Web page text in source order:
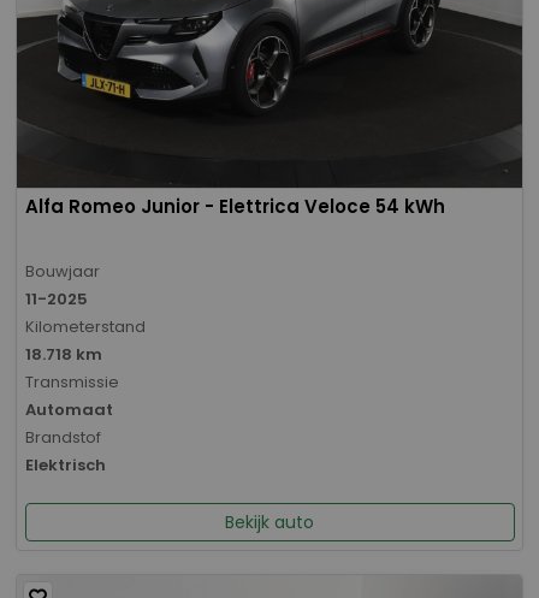
Alfa Romeo Junior - Elettrica Veloce 54 kWh
Bouwjaar
11-2025
Kilometerstand
18.718 km
Transmissie
Automaat
Brandstof
Elektrisch
Bekijk auto